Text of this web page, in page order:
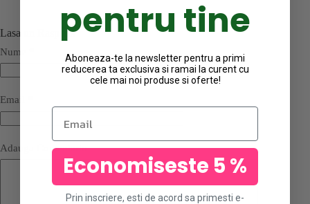
Lasa un Raspuns
Nume
Email
Adauga Comentariu
pentru tine
Aboneaza-te la newsletter pentru a primi
reducerea ta exclusiva si ramai la curent cu
cele mai noi produse si oferte!
Email
Economiseste 5 %
Prin inscriere, esti de acord sa primesti e-